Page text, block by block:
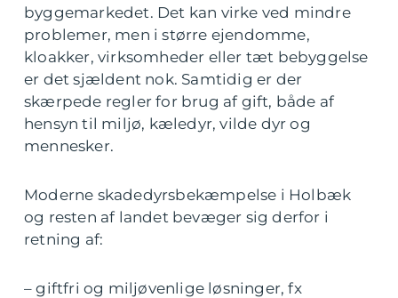
byggemarkedet. Det kan virke ved mindre
problemer, men i større ejendomme,
kloakker, virksomheder eller tæt bebyggelse
er det sjældent nok. Samtidig er der
skærpede regler for brug af gift, både af
hensyn til miljø, kæledyr, vilde dyr og
mennesker.
Moderne skadedyrsbekæmpelse i Holbæk
og resten af landet bevæger sig derfor i
retning af:
– giftfri og miljøvenlige løsninger, fx